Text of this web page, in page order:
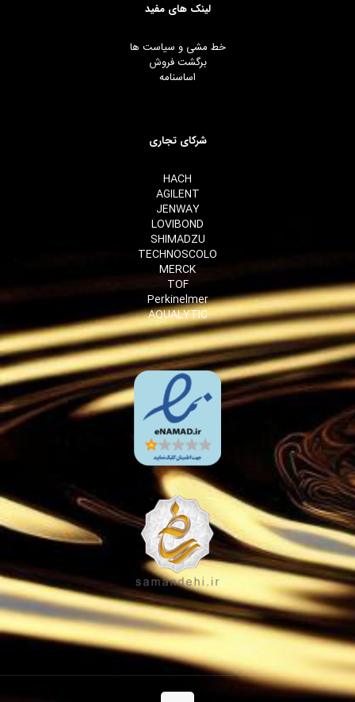
لینک های مفید
خط مشی و سیاست ها
برگشت فروش
اساسنامه
شرکای تجاری
HACH
AGILENT
JENWAY
LOVIBOND
SHIMADZU
TECHNOSCOLO
MERCK
TOF
Perkinelmer
AQUALYTIC